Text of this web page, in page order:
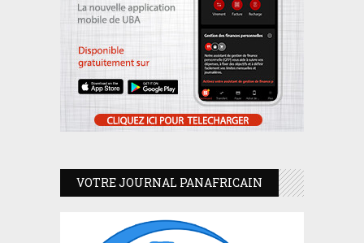
VOTRE JOURNAL PANAFRICAIN